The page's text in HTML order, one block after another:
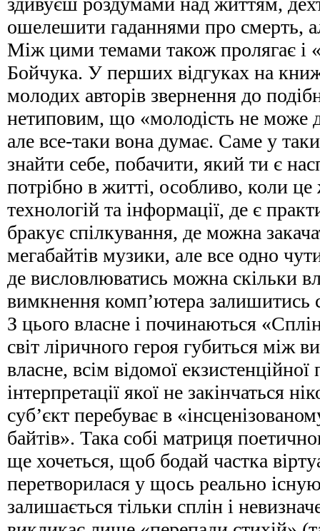
ошелешити гаданнями про смерть,
Між цими темами також пролягає і
Бойчука. У перших відгуках на
молодих авторів звернення до
нетиповим, що «молодість не може
але все-таки вона думає. Саме у
знайти себе, побачити, який ти є
потрібно в житті, особливо, коли це
технологій та інформації, де є
бракує спілкування, де можна
мегабайтів музики, але все одно
де висловлюватись можна скільки
вимкнення комп’ютера залишитись
З цього власне і починаються
світ ліричного героя губиться між
власне, всім відомої
інтерпретації якої не закінчаться
суб’єкт перебуває в
байтів». Така собі матриця
ще хочеться, щоб бодай частка
перетворилася у щось реально
залишається тільки сплін і